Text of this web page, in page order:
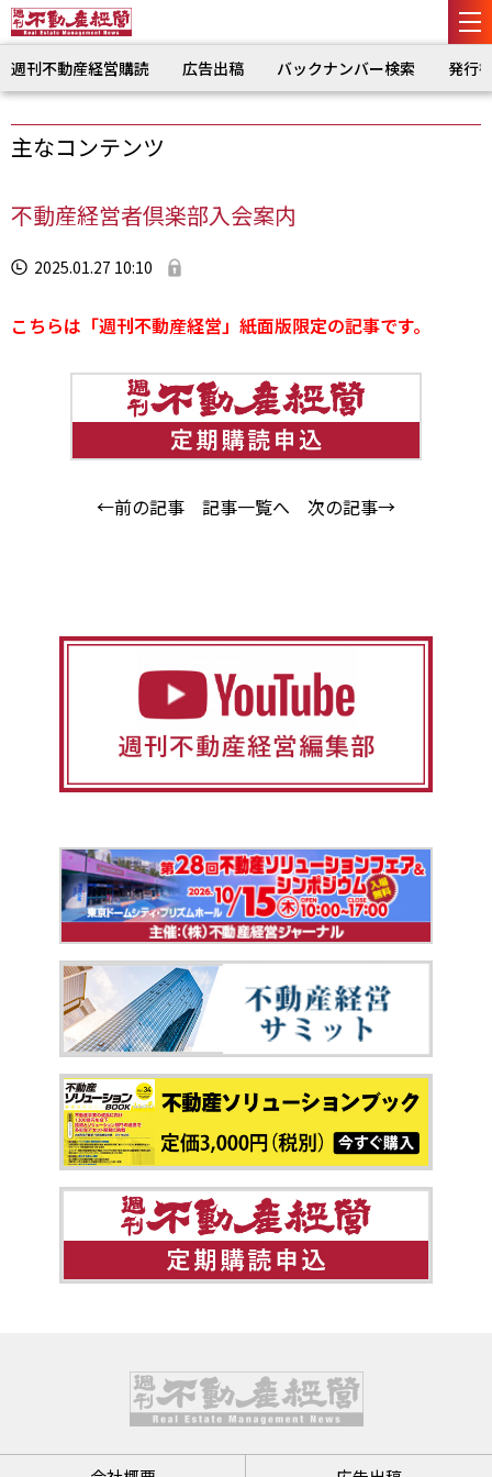
週刊不動産経営購読 広告出稿 バックナンバー検索 発行
主なコンテンツ
不動産経営者倶楽部入会案内
2025.01.27 10:10
こちらは「週刊不動産経営」紙面版限定の記事です。
←前の記事 記事一覧へ 次の記事→